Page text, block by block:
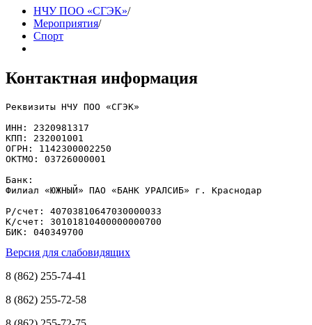
НЧУ ПОО «СГЭК»/
Мероприятия/
Спорт
Контактная информация
Реквизиты НЧУ ПОО «СГЭК»
ИНН: 2320981317
КПП: 232001001
ОГРН: 1142300002250
ОКТМО: 03726000001
Банк:
Филиал «ЮЖНЫЙ» ПАО «БАНК УРАЛСИБ» г. Краснодар
Р/счет: 40703810647030000033
К/счет: 30101810400000000700
БИК: 040349700
Версия для слабовидящих
8 (862) 255-74-41
8 (862) 255-72-58